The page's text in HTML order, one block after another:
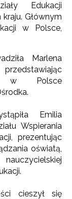
Edukacji
Głównym
w Polsce,
Marlena
w Polsce
Emilia
Wspierania
prezentując
oświatą,
cieszył się